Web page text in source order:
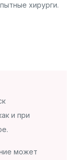
хирурги.
и при
может